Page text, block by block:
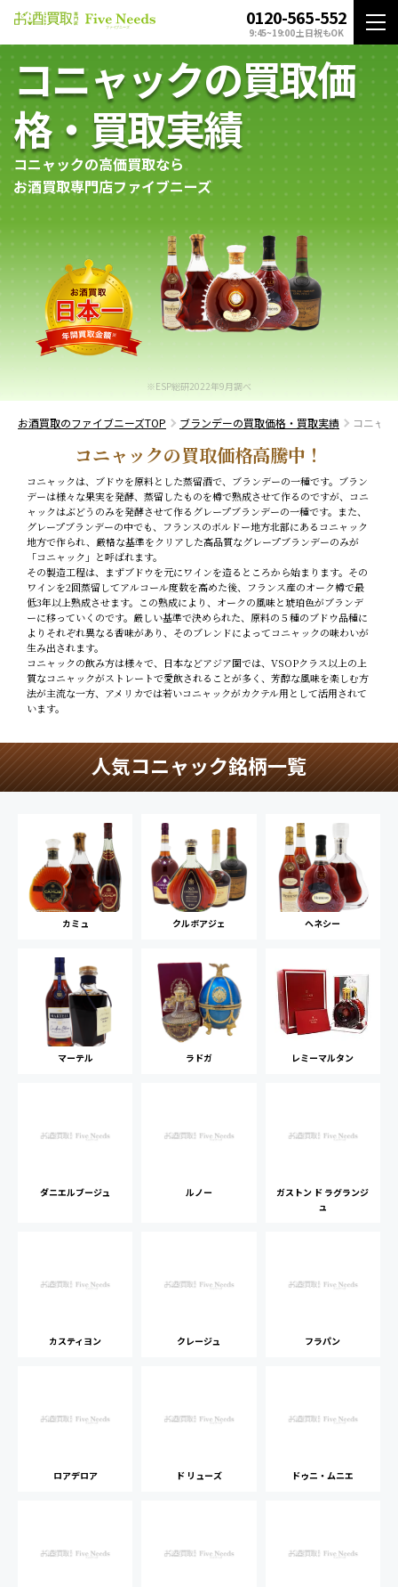
0120-565-552
9:45~19:00 土日祝もOK
コニャックの買取価
格・買取実績
コニャックの高価買取なら
お酒買取専門店ファイブニーズ
※ESP総研2022年9月調べ
お酒買取のファイブニーズTOP ブランデーの買取価格・買取実績 コニャ
コニャックの買取価格高騰中！
コニャックは、ブドウを原料とした蒸留酒で、ブランデーの一種です。ブラン
デーは様々な果実を発酵、蒸留したものを樽で熟成させて作るのですが、コニ
ャックはぶどうのみを発酵させて作るグレープブランデーの一種です。また、
グレープブランデーの中でも、フランスのボルドー地方北部にあるコニャック
地方で作られ、厳格な基準をクリアした高品質なグレープブランデーのみが
「コニャック」と呼ばれます。
その製造工程は、まずブドウを元にワインを造るところから始まります。その
ワインを2回蒸留してアルコール度数を高めた後、フランス産のオーク樽で最
低3年以上熟成させます。この熟成により、オークの風味と琥珀色がブランデ
ーに移っていくのです。厳しい基準で決められた、原料の５種のブドウ品種に
よりそれぞれ異なる香味があり、そのブレンドによってコニャックの味わいが
生み出されます。
コニャックの飲み方は様々で、日本などアジア圏では、VSOPクラス以上の上
質なコニャックがストレートで愛飲されることが多く、芳醇な風味を楽しむ方
法が主流な一方、アメリカでは若いコニャックがカクテル用として活用されて
います。
人気コニャック銘柄一覧
カミュ クルボアジェ ヘネシー
マーテル ラドガ レミーマルタン
ダニエルブージュ ルノー
ガストン ド ラグランジ
ュ
カスティヨン クレージュ フラパン
ロアデロア ド リューズ ドゥニ・ムニエ